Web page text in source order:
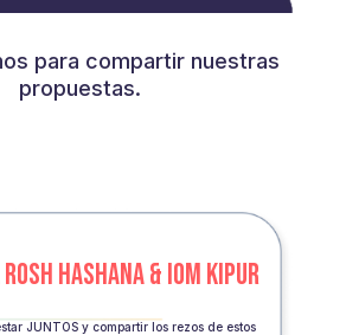
para compartir nuestras
propuestas.
HASHANA & IOM KIPUR
JUNTOS y compartir los rezos de estos